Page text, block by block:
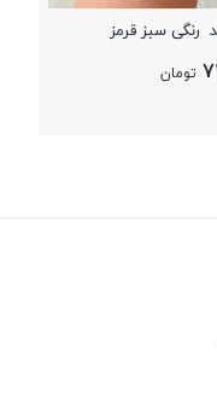
رنگی سبز قرمز
تومان